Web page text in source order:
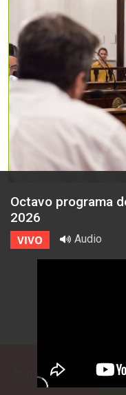
Honorable Cámara
Octavo programa
2026
VIVO Audio